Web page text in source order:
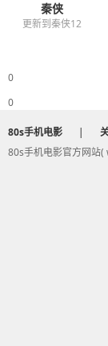
秦侠
更新到秦侠12
0
0
80s手机电影 |
80s手机电影官方网站